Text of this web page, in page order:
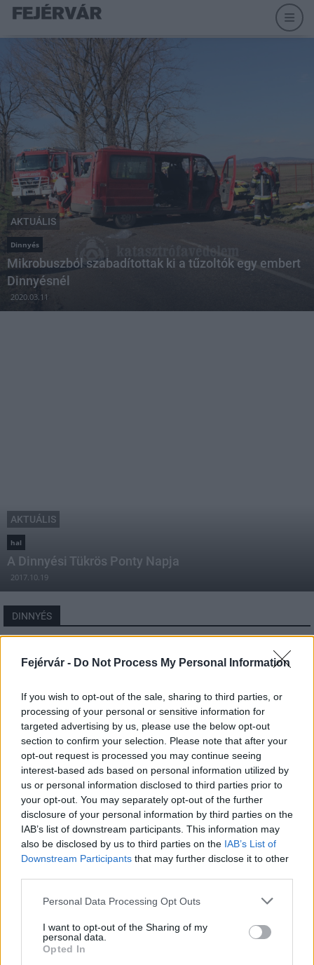
Fejérvár - Do Not Process My Personal Information
If you wish to opt-out of the sale, sharing to third parties, or
processing of your personal or sensitive information for
targeted advertising by us, please use the below opt-out
section to confirm your selection. Please note that after your
opt-out request is processed you may continue seeing
interest-based ads based on personal information utilized by
us or personal information disclosed to third parties prior to
your opt-out. You may separately opt-out of the further
disclosure of your personal information by third parties on the
IAB’s list of downstream participants. This information may
also be disclosed by us to third parties on the IAB’s List of
Downstream Participants that may further disclose it to other
Please note that this website/app uses one or more Google
not limited to your visit or usage behaviour. You may click to
grant or deny consent to Google and its third-party tags to
use your data for below specified purposes in below Google
Personal Data Processing Opt Outs
I want to opt-out of the Sharing of my
personal data.
Opted In
AKTUÁLIS
Dinnyés
Mikrobuszból szabadítottak ki a tűzoltók egy embert
Dinnyésnél
2020.03.11
AKTUÁLIS
hal
A Dinnyési Tükrös Ponty Napja
2017.10.19
DINNYÉS
Név
E-mail cím
Feliratkozom a hírlevélre és elfogadom azadatvédelmi
szabályzatot!
FELIRATKOZÁS